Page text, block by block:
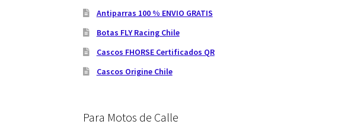
Antiparras 100 % ENVIO GRATIS
Botas FLY Racing Chile
Cascos FHORSE Certificados QR
Cascos Origine Chile
Para Motos de Calle